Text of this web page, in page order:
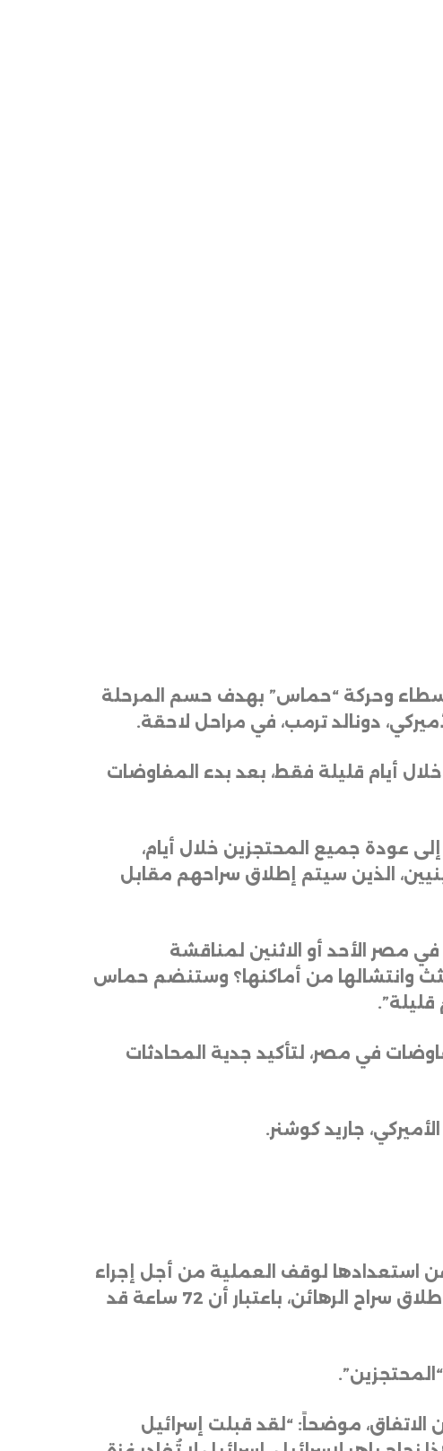
وحركة “حماس” بهدف حسم المرحلة
دونالد ترمب، في مراحل لاحقة.
أيام قليلة فقط، بعد بدء المفاوضات
عودة جميع المحتجزين خلال أيام،
الذين سيتم إطلاق سراحهم مقابل
“إن الوفود ستجتمع في مصر الأحد أو الاثنين لمناقشة
وانتشالها من أماكنها؟ وستنضم حماس
قليلة”.
في مصر، لتأكيد جدية المحادثات
.
استعدادها لوقف العملية من أجل إجراء
مفاوضات من شأنها أن تسمح بعودة المحتجزين، وأبدت مرونة فيما يتعلق بموعد إطلاق سراح الرهائن، باعتبار أن 72 ساعة قد
.
الاتفاق، موضحاً: “لقد قبلت إسرائيل